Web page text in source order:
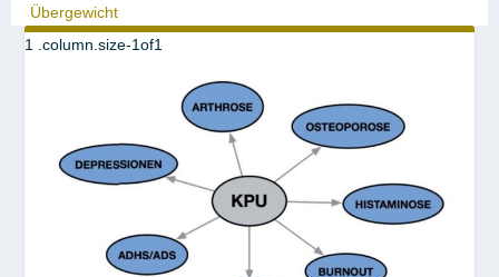
Übergewicht